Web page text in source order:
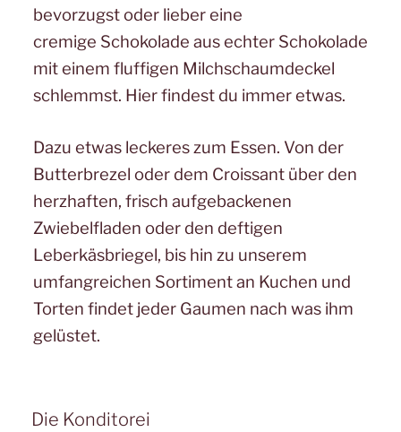
bevorzugst oder lieber eine
cremige Schokolade aus echter Schokolade
mit einem fluffigen Milchschaumdeckel
schlemmst. Hier findest du immer etwas.
Dazu etwas leckeres zum Essen. Von der
Butterbrezel oder dem Croissant über den
herzhaften, frisch aufgebackenen
Zwiebelfladen oder den deftigen
Leberkäsbriegel, bis hin zu unserem
umfangreichen Sortiment an Kuchen und
Torten findet jeder Gaumen nach was ihm
gelüstet.
Die Konditorei